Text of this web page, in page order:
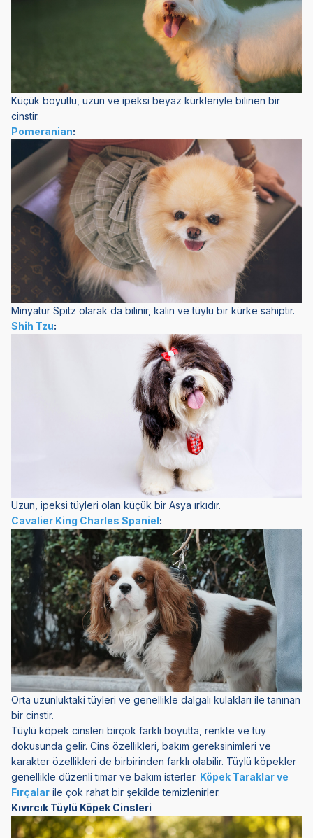
Küçük boyutlu, uzun ve ipeksi beyaz kürkleriyle bilinen bir
cinstir.
Pomeranian:
Minyatür Spitz olarak da bilinir, kalın ve tüylü bir kürke sahiptir.
Shih Tzu:
Uzun, ipeksi tüyleri olan küçük bir Asya ırkıdır.
Cavalier King Charles Spaniel:
Orta uzunluktaki tüyleri ve genellikle dalgalı kulakları ile tanınan
bir cinstir.
Tüylü köpek cinsleri birçok farklı boyutta, renkte ve tüy
dokusunda gelir. Cins özellikleri, bakım gereksinimleri ve
karakter özellikleri de birbirinden farklı olabilir. Tüylü köpekler
genellikle düzenli tımar ve bakım isterler. Köpek Taraklar ve
Fırçalar ile çok rahat bir şekilde temizlenirler.
Kıvırcık Tüylü Köpek Cinsleri